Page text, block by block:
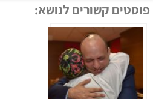
פוסטים קשורים לנושא: